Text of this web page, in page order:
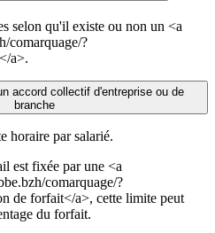
selon qu'il existe ou non un <a
comarquage/?
a>.
accord collectif d'entreprise ou de
branche
horaire par salarié.
est fixée par une <a
comarquage/?
de forfait</a>, cette limite peut
du forfait.